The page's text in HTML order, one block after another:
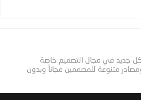
جديد في مجال التصميم خاصة
متنوعة للمصممين مجاناً وبدون